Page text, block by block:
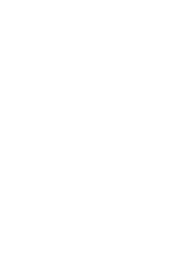
de Viento, Jávea) y
(a menos de 5
(Pueblo de
(a menos de 10
de 25 kilómetros del